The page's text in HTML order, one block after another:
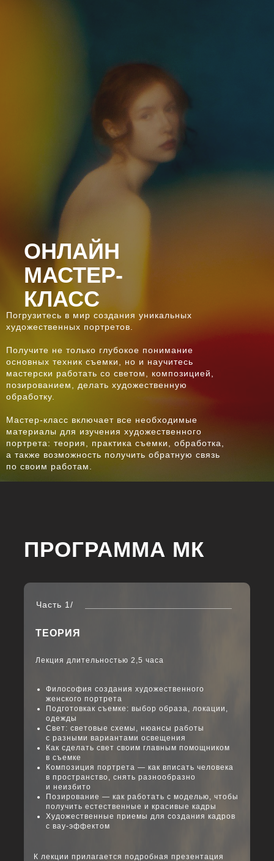
ОНЛАЙН
МАСТЕР-
КЛАСС
Погрузитесь в мир создания уникальных
художественных портретов.
Получите не только глубокое понимание
основных техник съемки, но и научитесь
мастерски работать со светом, композицией,
позированием, делать художественную
обработку.
Мастер-класс включает все необходимые
материалы для изучения художественного
портрета: теория, практика съемки, обработка,
а также возможность получить обратную связь
по своим работам.
ПРОГРАММА МК
Часть 1/
ТЕОРИЯ
Лекция длительностью 2,5 часа
Философия создания художественного
женского портрета
Подготовкак съемке: выбор образа, локации,
одежды
Свет: световые схемы, нюансы работы
с разными вариантами освещения
Как сделать свет своим главным помощником
в съемке
Композиция портрета — как вписать человека
в пространство, снять разнообразно
и неизбито
Позирование — как работать с моделью, чтобы
получить естественные и красивые кадры
Художественные приемы для создания кадров
с вау-эффектом
К лекции прилагается подробная презентация